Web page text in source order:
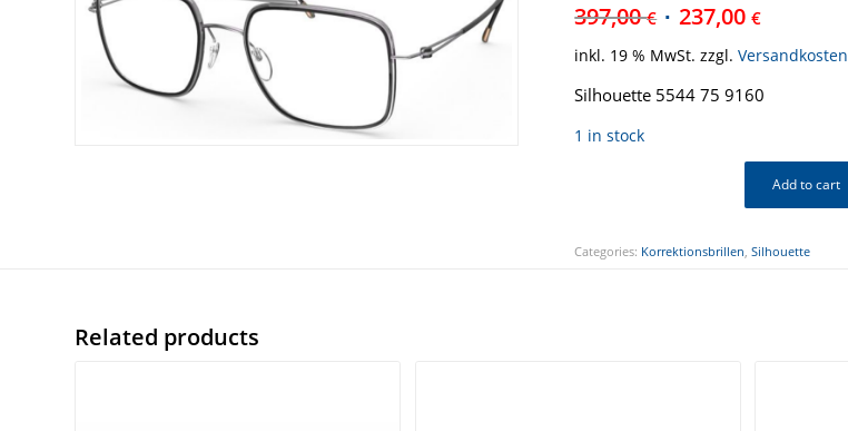
397,00€ 237,00€
inkl. 19 % MwSt. zzgl.Versandkosten
Silhouette 5544 75 9160
1 in stock
Add to cart
Categories: Korrektionsbrillen ,Silhouette
Related products